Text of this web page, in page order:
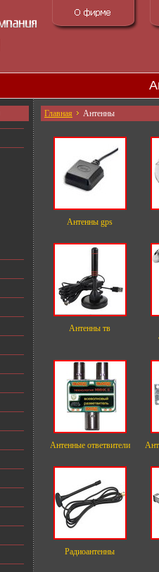
Главная Антенны
Антенны gps
Антенны тв
Антенные ответвители
Радиоантенны